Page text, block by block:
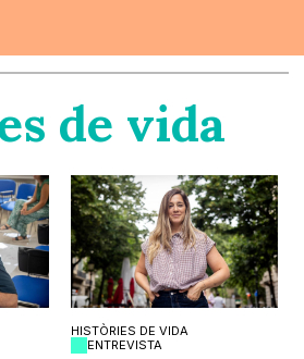
de vida
HISTÒRIES DE VIDA
ENTREVISTA